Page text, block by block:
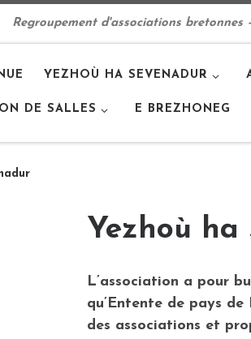
Regroupement d'associations
YEZHOÙ HA SEVENADUR
DE SALLES E BREZHONEG
Yezhoù ha
L’association a pour
qu’ Entente de pays
des associations et